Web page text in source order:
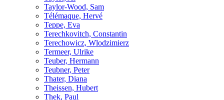
Taylor-Wood, Sam
Télémaque, Hervé
Teppe, Eva
Terechkovitch, Constantin
Terechowicz, Wlodzimierz
Termeer, Ulrike
Teuber, Hermann
Teubner, Peter
Thater, Diana
Theissen, Hubert
Thek, Paul